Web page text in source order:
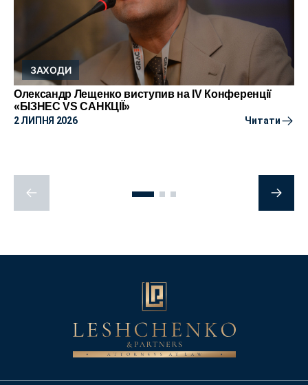
ЗАХОДИ
Олександр Лещенко виступив на IV Конференції
«БІЗНЕС VS САНКЦІЇ»
2 ЛИПНЯ 2026 Читати